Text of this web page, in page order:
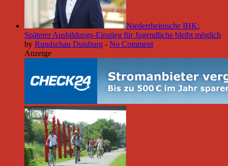
Niederrheinische IHK:
Späterer Ausbildungs-Einstieg für Jugendliche bleibt möglich
by Rundschau Duisburg - No Comment
Anzeige